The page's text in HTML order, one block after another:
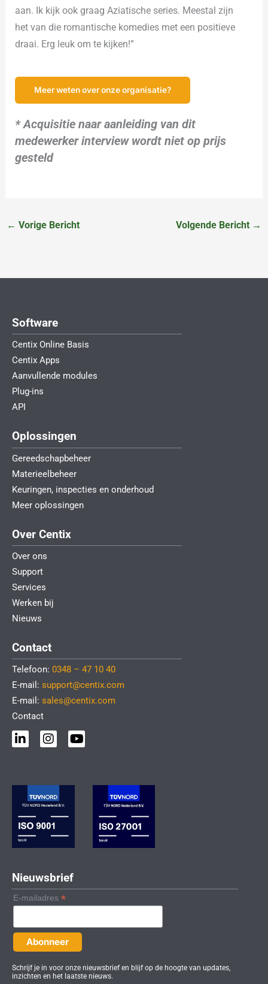
aan. Ik kijk ook graag Aziatische series. Meestal zijn
het van die romantische komedies met een positieve
draai. Erg leuk om te kijken!”
Meer weten over onze organisatie?
* Acquisitie naar aanleiding van dit
medewerker interview wordt niet op prijs
gesteld
← Vorige Bericht Volgende Bericht →
Software
Centix Online Basis
Centix Apps
Aanvullende modules
Plug-ins
API
Oplossingen
Gereedschapbeheer
Materieelbeheer
Keuringen, inspecties en onderhoud
Meer oplossingen
Over Centix
Over ons
Support
Services
Werken bij
Nieuws
Contact
Telefoon: 0348 – 47 10 40
E-mail: support@centix.com
E-mail: sales@centix.com
Contact
L
i
n
d
n
-
i
n
I
n
s
g
r
a
m
Y
o
u
Nieuwsbrief
E-mailadres *
Schrijf je in voor onze nieuwsbrief en blijf op de hoogte van updates,
inzichten en het laatste nieuws.